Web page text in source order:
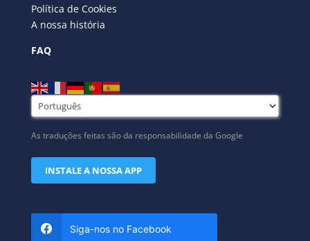
Política de Cookies
A nossa história
FAQ
As traduções feitas são da responsabilidade da Google
INSTALE A NOSSA APP
Siga-nos no Facebook